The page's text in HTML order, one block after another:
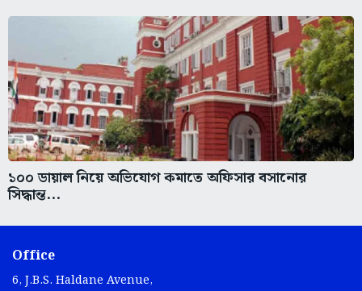
১০০ ডায়াল নিয়ে অভিযোগ কমাতে অফিসার বসানোর
সিদ্ধান্ত...
Office
6, J.B.S. Haldane Avenue,